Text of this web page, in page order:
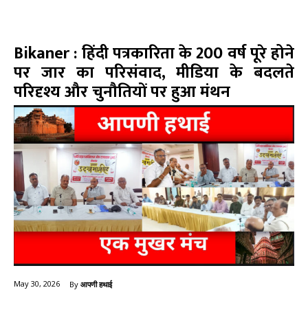
Bikaner : हिंदी पत्रकारिता के 200 वर्ष पूरे होने
पर जार का परिसंवाद, मीडिया के बदलते
परिदृश्य और चुनौतियों पर हुआ मंथन
May 30, 2026 By आपणी हथाई